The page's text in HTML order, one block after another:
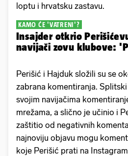
loptu i hrvatsku zastavu.
KAMO ĆE 'VATRENI'?
Insajder otkrio
navijači zovu klubove:
Perišić i Hajduk složili su se
zabrana komentiranja.
svojim navijačima
mrežama, a slično je učinio i
zaštitio od negativnih
najnoviju objavu mogu
koje Perišić prati na